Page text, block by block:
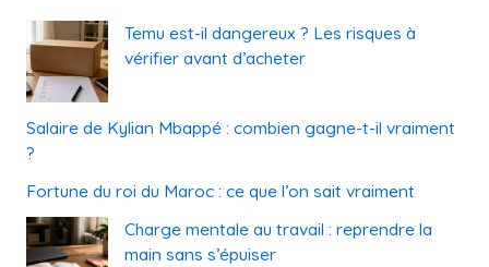
Temu est-il dangereux ? Les risques à
vérifier avant d’acheter
Salaire de Kylian Mbappé : combien gagne-t-il vraiment
?
Fortune du roi du Maroc : ce que l’on sait vraiment
Charge mentale au travail : reprendre la
main sans s’épuiser